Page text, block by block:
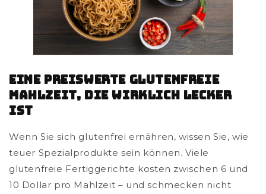
Eine preiswerte glutenfreie
Mahlzeit, die wirklich lecker
ist
Wenn Sie sich glutenfrei ernähren, wissen Sie, wie
teuer Spezialprodukte sein können. Viele
glutenfreie Fertiggerichte kosten zwischen 6 und
10 Dollar pro Mahlzeit – und schmecken nicht